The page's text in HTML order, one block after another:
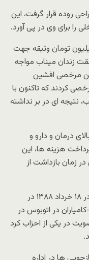
تحت عمل جراحی روده قرار گرفت، این
را برای وی در پی آورد.
خانواده وی اقدام به تودیع ۲۰۰ میلیون تومان وثیقه جهت
زندان میناب مواجه
نیز جهت گرفتن مرخصی افشین
کردند که تاکنون با
نتیجه ای در بر نداشته
درمان و دارو و
هزینه ها، این
زمان بازداشت از
افشین سهراب زاده متولد ۱۳۶۹ است وی در ۱۸ خرداد ۱۳۸۸ در
در اتوبوس در
در یکی از احزاب کرد